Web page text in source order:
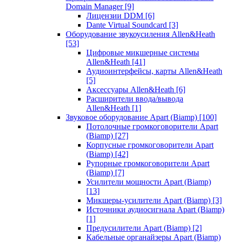
Domain Manager [9]
Лицензии DDM [6]
Dante Virtual Soundcard [3]
Оборудование звукоусиления Allen&Heath
[53]
Цифровые микшерные системы
Allen&Heath [41]
Аудиоинтерфейсы, карты Allen&Heath
[5]
Аксессуары Allen&Heath [6]
Расширители ввода/вывода
Allen&Heath [1]
Звуковое оборудование Apart (Biamp) [100]
Потолочные громкоговорители Apart
(Biamp) [27]
Корпусные громкоговорители Apart
(Biamp) [42]
Рупорные громкоговорители Apart
(Biamp) [7]
Усилители мощности Apart (Biamp)
[13]
Микшеры-усилители Apart (Biamp) [3]
Источники аудиосигнала Apart (Biamp)
[1]
Предусилители Apart (Biamp) [2]
Кабельные органайзеры Apart (Biamp)